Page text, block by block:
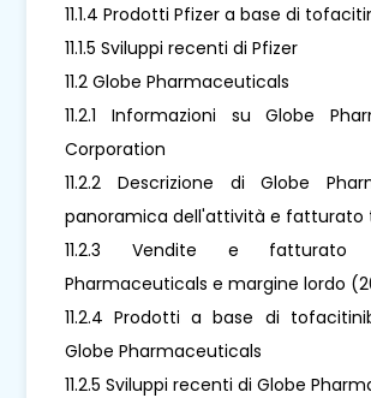
11.1.4 Prodotti Pfizer a base di
11.1.5 Sviluppi recenti di Pfizer
11.2 Globe Pharmaceuticals
11.2.1 Informazioni su Globe
Corporation
11.2.2 Descrizione di Globe
panoramica dell'attività e fatturato
11.2.3 Vendite e
Pharmaceuticals e margine lordo
11.2.4 Prodotti a base di
Globe Pharmaceuticals
11.2.5 Sviluppi recenti di Globe